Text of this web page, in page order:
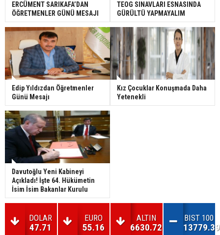
ERCÜMENT SARIKAFA’DAN
ÖĞRETMENLER GÜNÜ MESAJI
TEOG SINAVLARI ESNASINDA
GÜRÜLTÜ YAPMAYALIM
Edip Yıldızdan Öğretmenler
Günü Mesajı
Kız Çocuklar Konuşmada Daha
Yetenekli
Davutoğlu Yeni Kabineyi
Açıkladı! İşte 64. Hükümetin
İsim İsim Bakanlar Kurulu
DOLAR
47.71
EURO
55.16
ALTIN
6630.72
BIST 100
13779.39